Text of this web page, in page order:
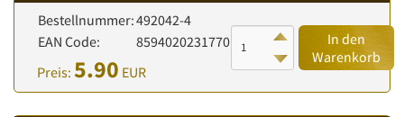
Bestellnummer:492042-4
EAN Code:
8594020231770
Preis: 5.90 EUR
In den
Warenkorb